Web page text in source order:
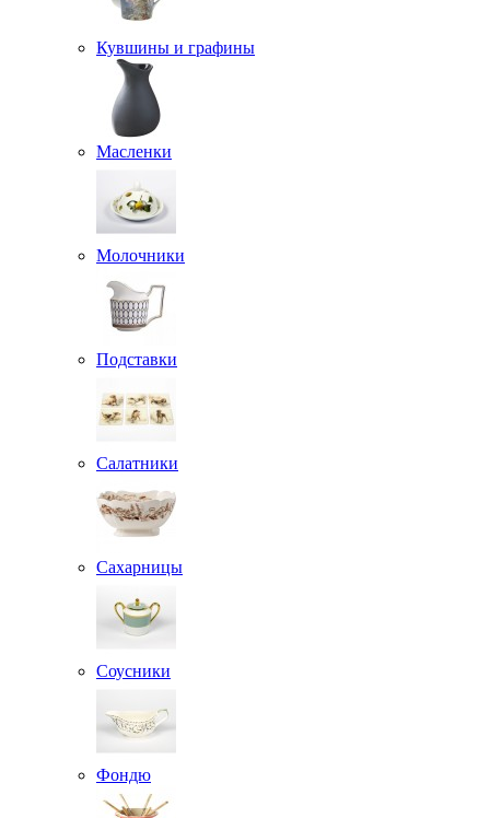
Кувшины и графины
Масленки
Молочники
Подставки
Салатники
Сахарницы
Соусники
Фондю